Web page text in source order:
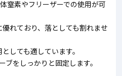
窒素やフリーザーでの使用が可
れており、落としても割れませ
しても適しています。
をしっかりと固定します。